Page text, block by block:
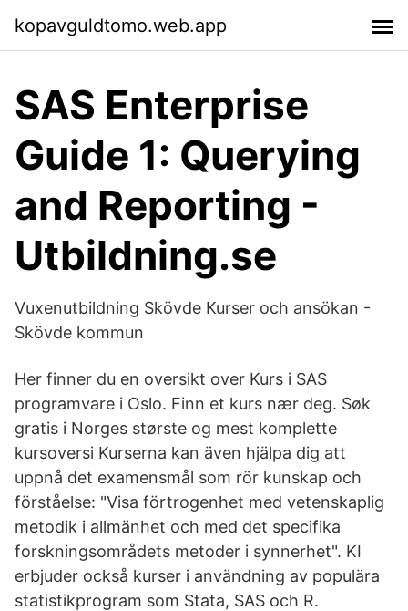
kopavguldtomo.web.app
SAS Enterprise
Guide 1: Querying
and Reporting -
Utbildning.se
Vuxenutbildning Skövde Kurser och ansökan -
Skövde kommun
Her finner du en oversikt over Kurs i SAS
programvare i Oslo. Finn et kurs nær deg. Søk
gratis i Norges største og mest komplette
kursoversi Kurserna kan även hjälpa dig att
uppnå det examensmål som rör kunskap och
förståelse: "Visa förtrogenhet med vetenskaplig
metodik i allmänhet och med det specifika
forskningsområdets metoder i synnerhet". KI
erbjuder också kurser i användning av populära
statistikprogram som Stata, SAS och R.